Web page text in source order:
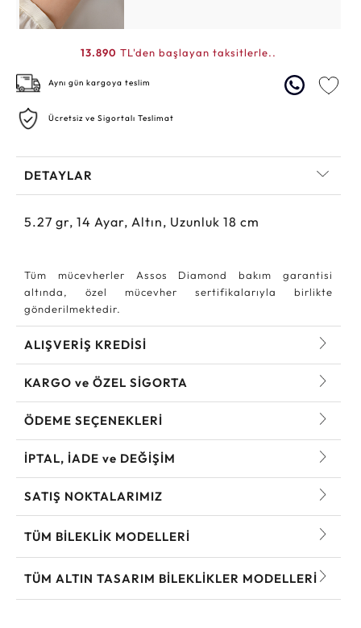
13.890 TL'den başlayan taksitlerle..
Aynı gün kargoya teslim
Ücretsiz ve Sigortalı Teslimat
DETAYLAR
5.27 gr, 14 Ayar, Altın, Uzunluk 18 cm
Tüm mücevherler Assos Diamond bakım garantisi
altında, özel mücevher sertifikalarıyla birlikte
gönderilmektedir.
ALIŞVERİŞ KREDİSİ
KARGO ve ÖZEL SİGORTA
ÖDEME SEÇENEKLERİ
İPTAL, İADE ve DEĞİŞİM
SATIŞ NOKTALARIMIZ
TÜM BILEKLIK MODELLERI
TÜM ALTIN TASARIM BILEKLIKLER MODELLERI